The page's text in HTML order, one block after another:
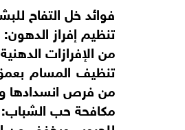
فوائد خل التفاح
تنظيم إفراز
من الإفرازات
تنظيف المسام
من فرص انسدادها
مكافحة حب الشباب: